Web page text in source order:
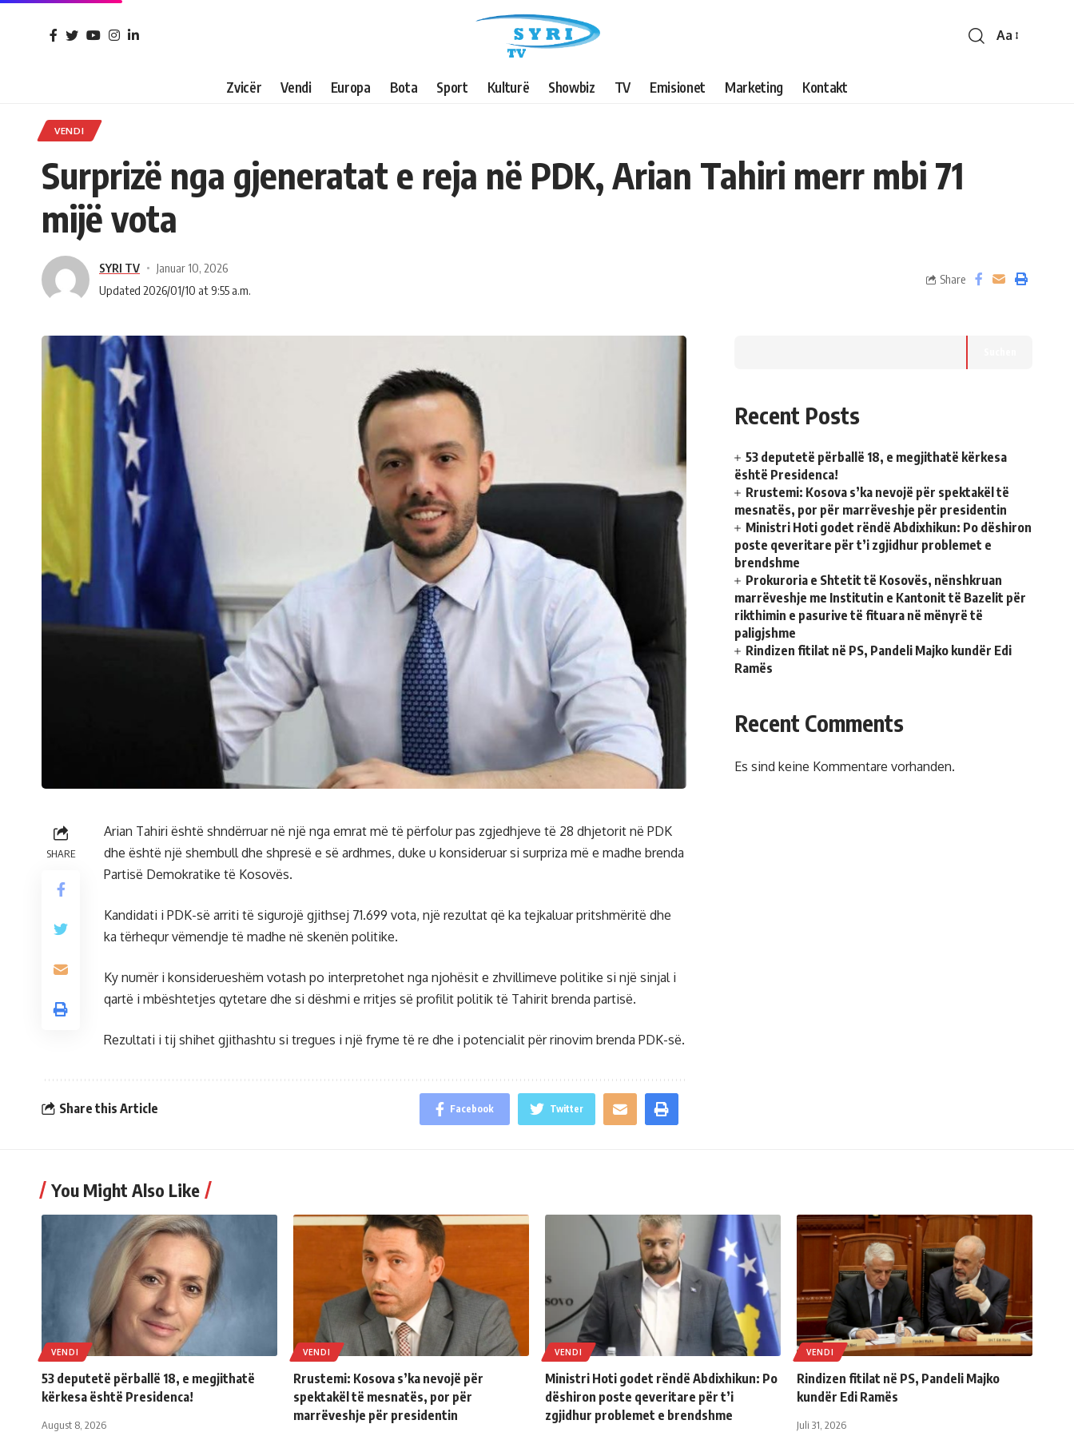
Aa
Zvicër Vendi Europa Bota Sport Kulturë Showbiz TV Emisionet Marketing Kontakt
VENDI
Surprizë nga gjeneratat e reja në PDK, Arian Tahiri merr mbi 71
mijë vota
SYRI TV
Januar 10, 2026
Updated 2026/01/10 at 9:55 a.m.
Share
SHARE
Arian Tahiri është shndërruar në një nga emrat më të përfolur pas zgjedhjeve të 28 dhjetorit në PDK
dhe është një shembull dhe shpresë e së ardhmes, duke u konsideruar si surpriza më e madhe brenda
Partisë Demokratike të Kosovës.
Kandidati i PDK-së arriti të sigurojë gjithsej 71.699 vota, një rezultat që ka tejkaluar pritshmëritë dhe
ka tërhequr vëmendje të madhe në skenën politike.
Ky numër i konsiderueshëm votash po interpretohet nga njohësit e zhvillimeve politike si një sinjal i
qartë i mbështetjes qytetare dhe si dëshmi e rritjes së profilit politik të Tahirit brenda partisë.
Rezultati i tij shihet gjithashtu si tregues i një fryme të re dhe i potencialit për rinovim brenda PDK-së.
Share this Article Facebook Twitter
Recent Posts
53 deputetë përballë 18, e megjithatë kërkesa
është Presidenca!
Rrustemi: Kosova s’ka nevojë për spektakël të
mesnatës, por për marrëveshje për presidentin
Ministri Hoti godet rëndë Abdixhikun: Po dëshiron
poste qeveritare për t’i zgjidhur problemet e
brendshme
Prokuroria e Shtetit të Kosovës, nënshkruan
marrëveshje me Institutin e Kantonit të Bazelit për
rikthimin e pasurive të fituara në mënyrë të
paligjshme
Rindizen fitilat në PS, Pandeli Majko kundër Edi
Ramës
Recent Comments
Es sind keine Kommentare vorhanden.
You Might Also Like
VENDI
53 deputetë përballë 18, e megjithatë
kërkesa është Presidenca!
August 8, 2026
VENDI
Rrustemi: Kosova s’ka nevojë për
spektakël të mesnatës, por për
marrëveshje për presidentin
VENDI
Ministri Hoti godet rëndë Abdixhikun: Po
dëshiron poste qeveritare për t’i
zgjidhur problemet e brendshme
VENDI
Rindizen fitilat në PS, Pandeli Majko
kundër Edi Ramës
Juli 31, 2026